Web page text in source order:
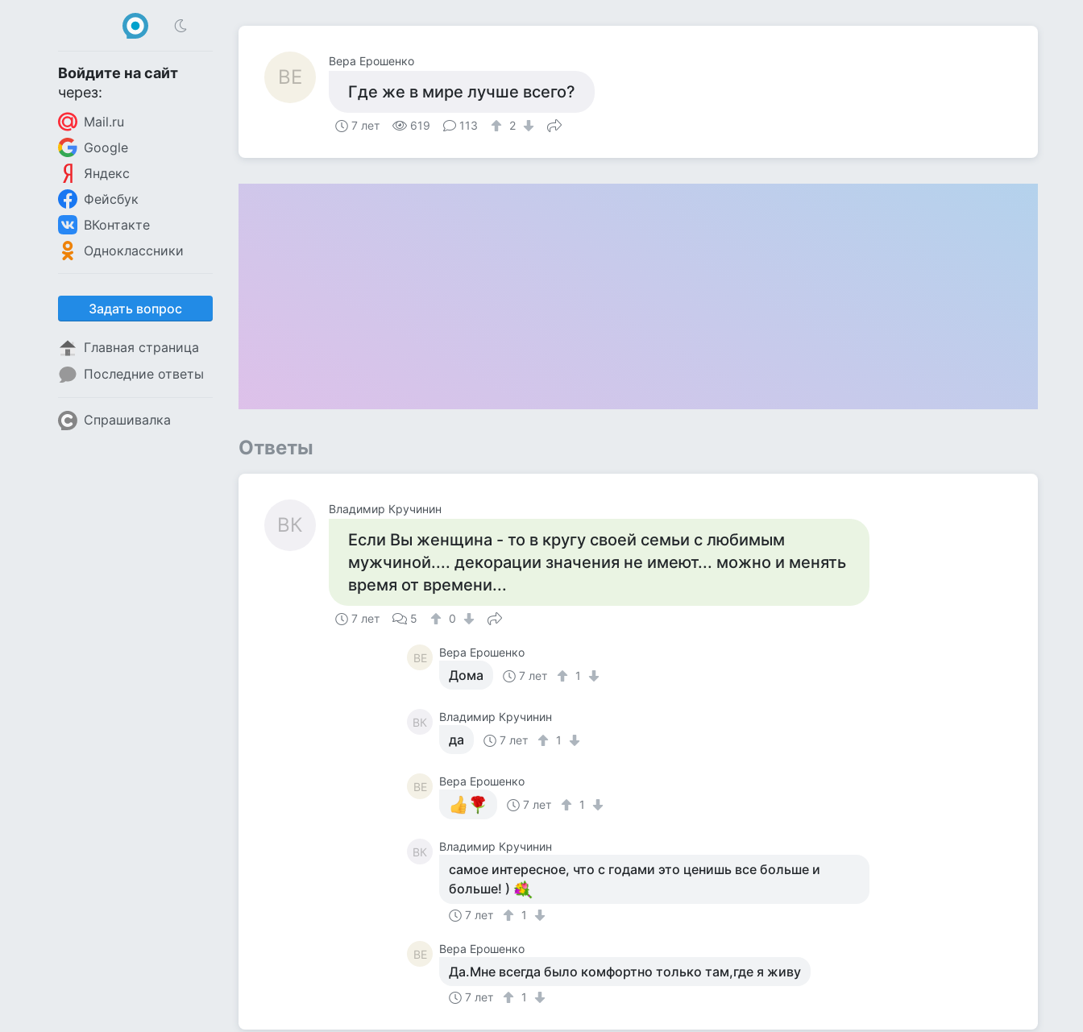
Войдите на сайт
через:
Mail.ru
Google
Яндекс
Фейсбук
ВКонтакте
Одноклассники
Задать вопрос
Главная страница
Последние ответы
Спрашивалка
ВЕ
Вера Ерошенко
Где же в мире лучше всего?
7 лет 619 113 2
Ответы
ВК
Владимир Кручинин
Если Вы женщина - то в кругу своей семьи с любимым
мужчиной.... декорации значения не имеют... можно и менять
время от времени...
7 лет 5 0
ВЕ Вера Ерошенко
Дома 7 лет 1
ВК Владимир Кручинин
да 7 лет 1
ВЕ
Вера Ерошенко
7 лет
1
ВК Владимир Кручинин
самое интересное, что с годами это ценишь все больше и
больше! )
7 лет 1
ВЕ Вера Ерошенко
Да.Мне всегда было комфортно только там,где я живу
7 лет 1